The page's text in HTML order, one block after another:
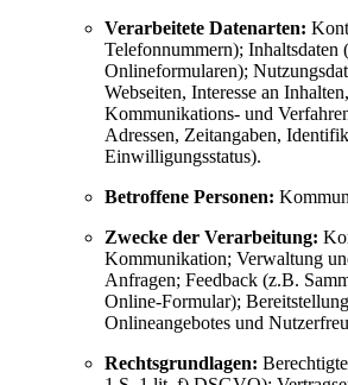
Verarbeitete Datenarten:
Telefonnummern); Inhaltsdaten
Onlineformularen);
Webseiten, Interesse an
Kommunikations- und
Adressen, Zeitangaben,
Einwilligungsstatus).
Betroffene Personen:
Zwecke der Verarbeitung:
Kommunikation; Verwaltung
Anfragen; Feedback (z.B.
Online-Formular);
Onlineangebotes und
Rechtsgrundlagen: